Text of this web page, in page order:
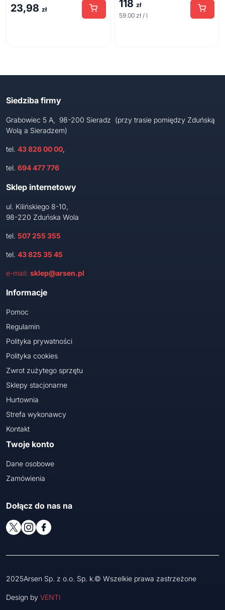
23,98 zł 118 zł
59.00 zł / l
Siedziba firmy
Grabowiec 5 A, 98-200 Sieradz (przy trasie pomiędzy Zduńską
Wolą a Sieradzem)
tel. 43 826 00 00,
tel. 694 477 776
Sklep internetowy
ul. Kilińskiego 8-10,
98-220 Zduńska Wola
tel. 507 255 355
tel. 43 825 35 45
e-mail: sklep@arsen.pl
Informacje
Pomoc
Regulamin
Polityka prywatności
Polityka cookies
Zwrot zużytego sprzętu
Sklepy stacjonarne
Hurtownia
Strefa wykonawcy
Kontakt
Twoje konto
Dane osobowe
Zamówienia
Dołącz do nas na
2025Arsen Sp. z o.o. Sp. k.© Wszelkie prawa zastrzeżone
Design by VENTI